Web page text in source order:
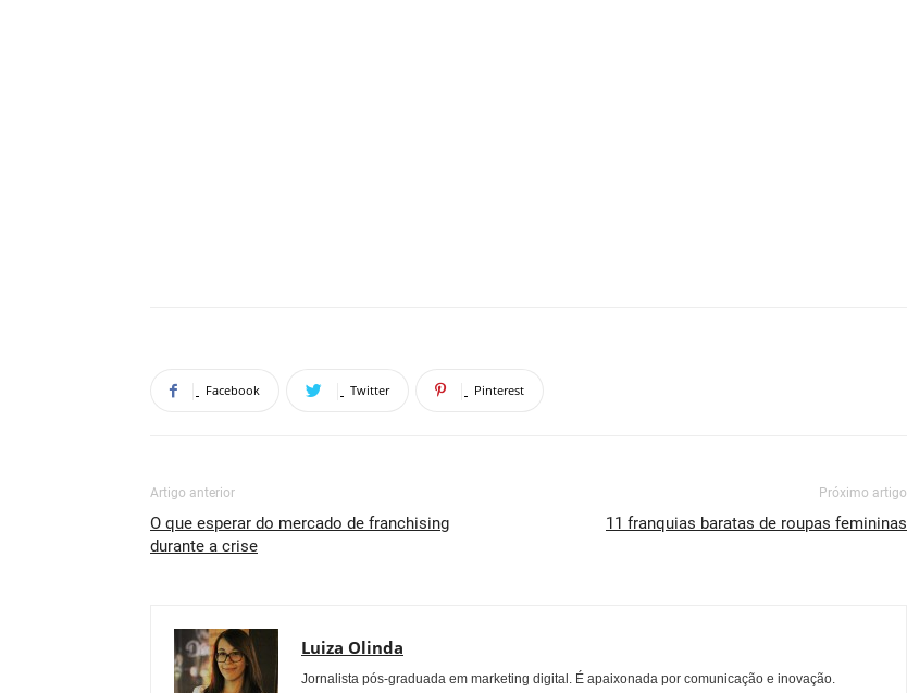
Facebook Twitter Pinterest
Artigo anterior
O que esperar do mercado de franchising
durante a crise
Próximo artigo
11 franquias baratas de roupas femininas
Luiza Olinda
Jornalista pós-graduada em marketing digital. É apaixonada por comunicação e inovação.